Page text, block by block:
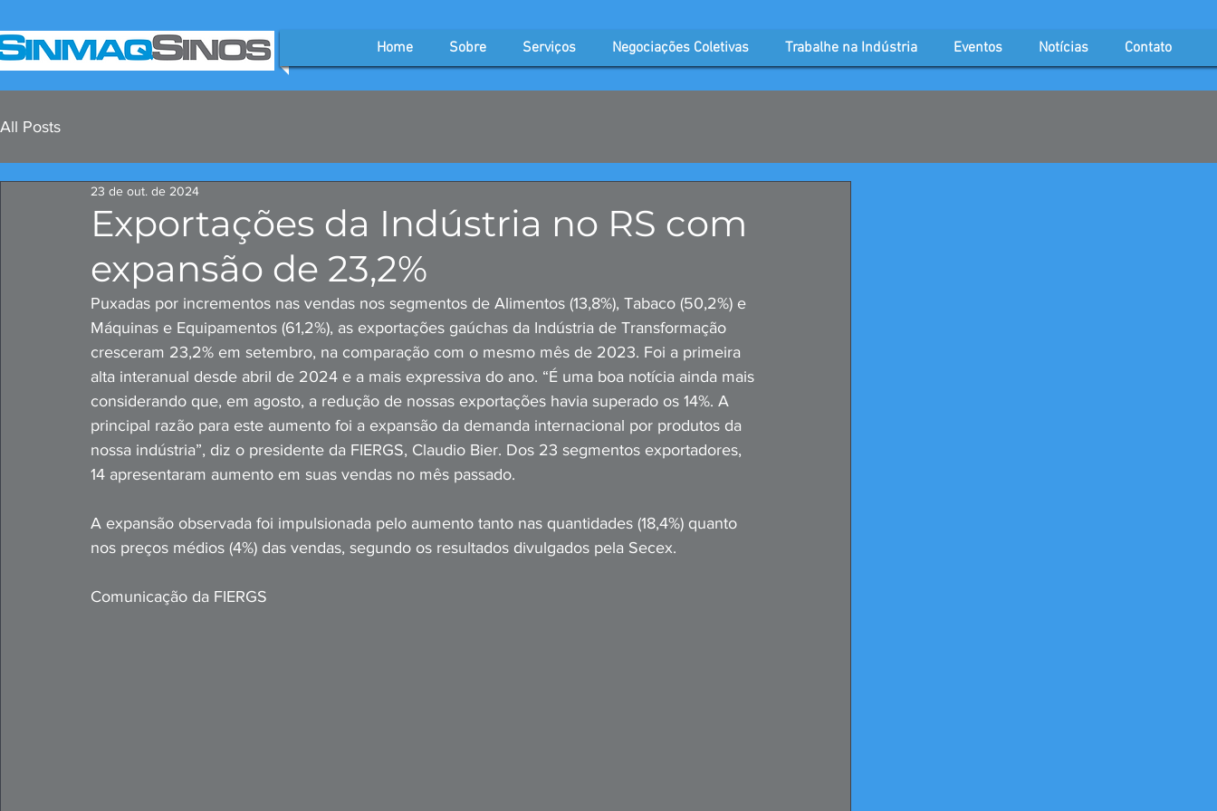
Home Sobre Serviços Negociações Coletivas Trabalhe na Indústria Eventos Notícias Contato
All Posts
Exportações da Indústria no RS com
expansão de 23,2%
23 de out. de 2024
Puxadas por incrementos nas vendas nos segmentos de Alimentos (13,8%), Tabaco (50,2%) e
Máquinas e Equipamentos (61,2%), as exportações gaúchas da Indústria de Transformação
cresceram 23,2% em setembro, na comparação com o mesmo mês de 2023. Foi a primeira
alta interanual desde abril de 2024 e a mais expressiva do ano. “É uma boa notícia ainda mais
considerando que, em agosto, a redução de nossas exportações havia superado os 14%. A
principal razão para este aumento foi a expansão da demanda internacional por produtos da
nossa indústria”, diz o presidente da FIERGS, Claudio Bier. Dos 23 segmentos exportadores,
14 apresentaram aumento em suas vendas no mês passado.
A expansão observada foi impulsionada pelo aumento tanto nas quantidades (18,4%) quanto
nos preços médios (4%) das vendas, segundo os resultados divulgados pela Secex.
Comunicação da FIERGS